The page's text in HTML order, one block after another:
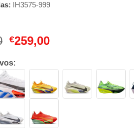
IH3575-999
Original
was:
€349,00.
€259,00Current